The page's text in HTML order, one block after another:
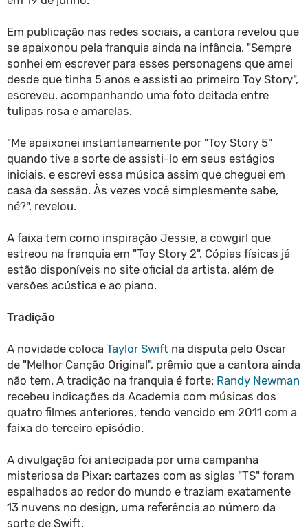
Em publicação nas redes sociais, a cantora revelou que
se apaixonou pela franquia ainda na infância. "Sempre
sonhei em escrever para esses personagens que amei
desde que tinha 5 anos e assisti ao primeiro Toy Story",
escreveu, acompanhando uma foto deitada entre
tulipas rosa e amarelas.
"Me apaixonei instantaneamente por "Toy Story 5"
quando tive a sorte de assisti-lo em seus estágios
iniciais, e escrevi essa música assim que cheguei em
casa da sessão. Às vezes você simplesmente sabe,
né?", revelou.
A faixa tem como inspiração Jessie, a cowgirl que
estreou na franquia em "Toy Story 2". Cópias físicas já
estão disponíveis no site oficial da artista, além de
versões acústica e ao piano.
Tradição
A novidade coloca Taylor Swift na disputa pelo Oscar
de "Melhor Canção Original", prêmio que a cantora ainda
não tem. A tradição na franquia é forte: Randy Newman
recebeu indicações da Academia com músicas dos
quatro filmes anteriores, tendo vencido em 2011 com a
faixa do terceiro episódio.
A divulgação foi antecipada por uma campanha
misteriosa da Pixar: cartazes com as siglas "TS" foram
espalhados ao redor do mundo e traziam exatamente
13 nuvens no design, uma referência ao número da
sorte de Swift.